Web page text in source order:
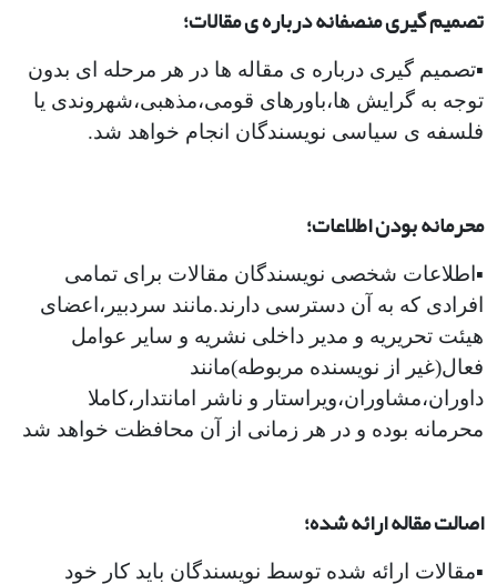
تصمیم گیری منصفانه درباره ی مقالات؛
▪︎تصمیم گیری درباره ی مقاله ها در هر مرحله ای بدون
توجه به گرایش ها،باورهای قومی،مذهبی،شهروندی یا
فلسفه ی سیاسی نویسندگان انجام خواهد شد.
محرمانه بودن اطلاعات؛
▪︎اطلاعات شخصی نویسندگان مقالات برای تمامی
افرادی که به آن دسترسی دارند.مانند سردبیر،اعضای
هیئت تحریریه و مدیر داخلی نشریه و سایر عوامل
فعال(غیر از نویسنده مربوطه)مانند
داوران،مشاوران،ویراستار و ناشر امانتدار،کاملا
محرمانه بوده و در هر زمانی از آن محافظت خواهد شد
اصالت مقاله ارائه شده؛
▪︎مقالات ارائه شده توسط نویسندگان باید کار خود